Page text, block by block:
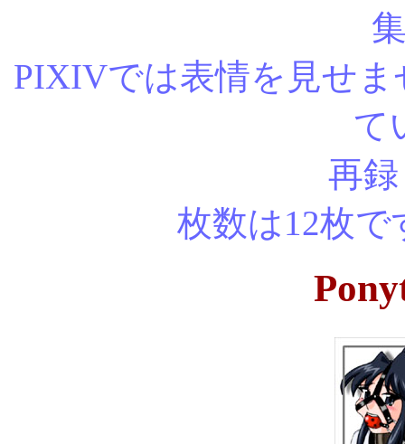
PIXIVでは表情を見せ
て
再録＆加筆版
枚数は